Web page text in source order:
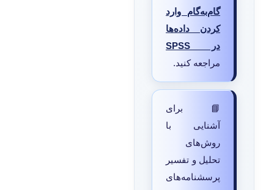
گام‌به‌گام وارد
کردن داده‌ها
در SPSS
مراجعه کنید.
📘 برای
آشنایی با
روش‌های
تحلیل و تفسیر
پرسشنامه‌های